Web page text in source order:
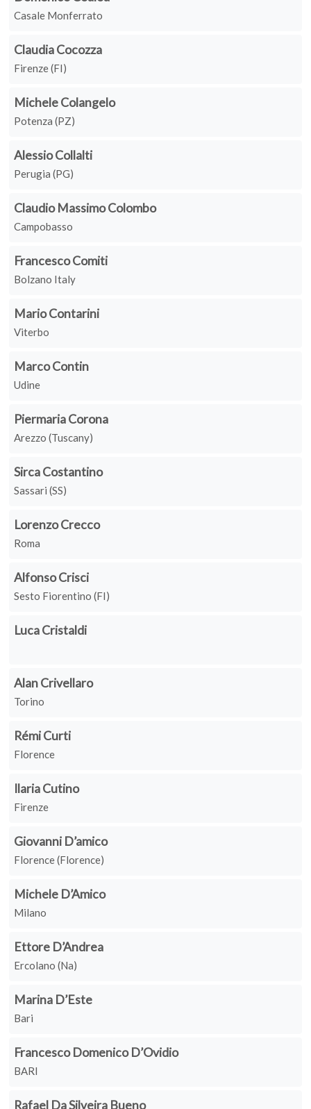
Casale Monferrato
Claudia Cocozza
Firenze (FI)
Michele Colangelo
Potenza (PZ)
Alessio Collalti
Perugia (PG)
Claudio Massimo Colombo
Campobasso
Francesco Comiti
Bolzano Italy
Mario Contarini
Viterbo
Marco Contin
Udine
Piermaria Corona
Arezzo (Tuscany)
Sirca Costantino
Sassari (SS)
Lorenzo Crecco
Roma
Alfonso Crisci
Sesto Fiorentino (FI)
Luca Cristaldi
Alan Crivellaro
Torino
Rémi Curti
Florence
Ilaria Cutino
Firenze
Giovanni D’amico
Florence (Florence)
Michele D’Amico
Milano
Ettore D’Andrea
Ercolano (Na)
Marina D’Este
Bari
Francesco Domenico D’Ovidio
BARI
Rafael Da Silveira Bueno